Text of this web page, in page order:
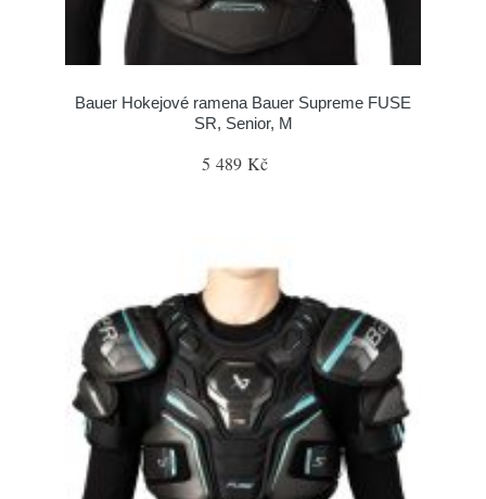
Bauer Hokejové ramena Bauer Supreme FUSE
SR, Senior, M
5 489 Kč